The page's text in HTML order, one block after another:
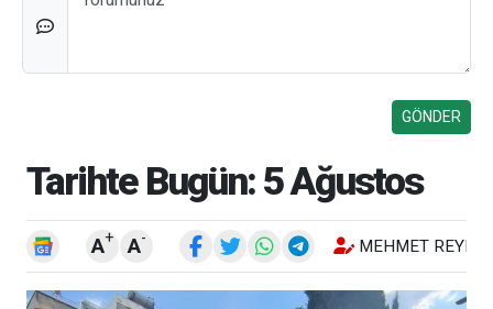
Tarihte Bugün: 5 Ağustos
A+ A- MEHMET